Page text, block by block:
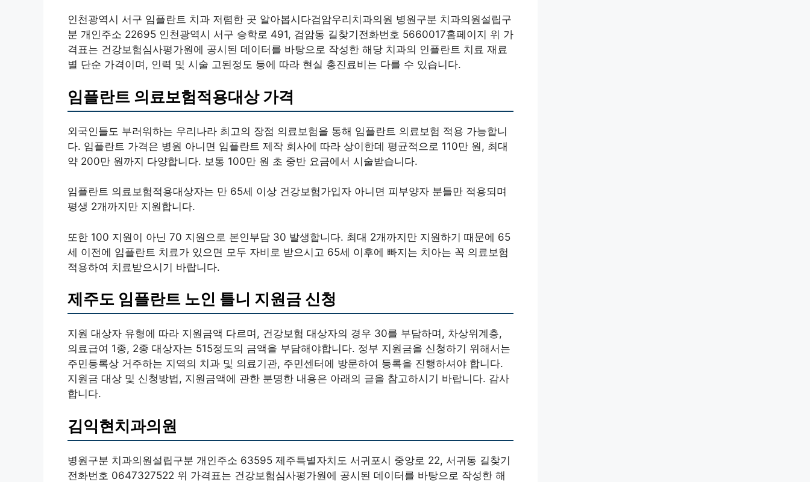
인천광역시 서구 임플란트 치과 저렴한 곳 알아봅시다검암우리치과의원 병원구분 치과의원설립구
분 개인주소 22695 인천광역시 서구 승학로 491, 검암동 길찾기전화번호 5660017홈페이지 위 가
격표는 건강보험심사평가원에 공시된 데이터를 바탕으로 작성한 해당 치과의 인플란트 치료 재료
별 단순 가격이며, 인력 및 시술 고된정도 등에 따라 현실 총진료비는 다를 수 있습니다.
임플란트 의료보험적용대상 가격
외국인들도 부러워하는 우리나라 최고의 장점 의료보험을 통해 임플란트 의료보험 적용 가능합니
다. 임플란트 가격은 병원 아니면 임플란트 제작 회사에 따라 상이한데 평균적으로 110만 원, 최대
약 200만 원까지 다양합니다. 보통 100만 원 초 중반 요금에서 시술받습니다.
임플란트 의료보험적용대상자는 만 65세 이상 건강보험가입자 아니면 피부양자 분들만 적용되며
평생 2개까지만 지원합니다.
또한 100 지원이 아닌 70 지원으로 본인부담 30 발생합니다. 최대 2개까지만 지원하기 때문에 65
세 이전에 임플란트 치료가 있으면 모두 자비로 받으시고 65세 이후에 빠지는 치아는 꼭 의료보험
적용하여 치료받으시기 바랍니다.
제주도 임플란트 노인 틀니 지원금 신청
지원 대상자 유형에 따라 지원금액 다르며, 건강보험 대상자의 경우 30를 부담하며, 차상위계층,
의료급여 1종, 2종 대상자는 515정도의 금액을 부담해야합니다. 정부 지원금을 신청하기 위해서는
주민등록상 거주하는 지역의 치과 및 의료기관, 주민센터에 방문하여 등록을 진행하셔야 합니다.
지원금 대상 및 신청방법, 지원금액에 관한 분명한 내용은 아래의 글을 참고하시기 바랍니다. 감사
합니다.
김익현치과의원
병원구분 치과의원설립구분 개인주소 63595 제주특별자치도 서귀포시 중앙로 22, 서귀동 길찾기
전화번호 0647327522 위 가격표는 건강보험심사평가원에 공시된 데이터를 바탕으로 작성한 해